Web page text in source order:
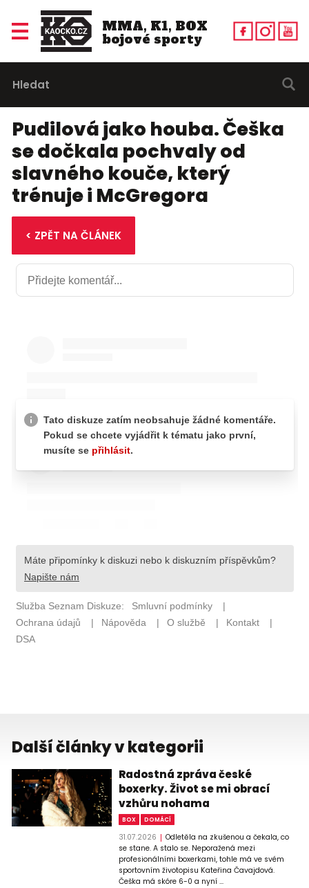
MMA, K1, BOX
bojové sporty
Pudilová jako houba. Češka
se dočkala pochvaly od
slavného kouče, který
trénuje i McGregora
< ZPĚT NA ČLÁNEK
Další články v kategorii
Radostná zpráva české
boxerky. Život se mi obrací
vzhůru nohama
BOX DOMÁCÍ
31.07.2026
Odletěla na zkušenou a čekala, co
se stane. A stalo se. Neporažená mezi
profesionálními boxerkami, tohle má ve svém
sportovním životopisu Kateřina Čavajdová.
Češka má skóre 6-0 a nyní ...